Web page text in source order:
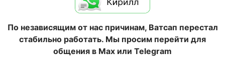
По независящим от нас причинам, Ватсап перестал
стабильно работать. Мы просим перейти для
общения в Max или Telegram